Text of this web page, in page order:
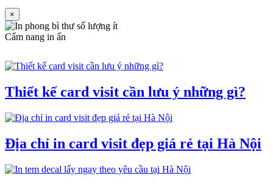
×
Cẩm nang in ấn
Thiết kế card visit cần lưu ý những gì?
Địa chỉ in card visit đẹp giá rẻ tại Hà Nội